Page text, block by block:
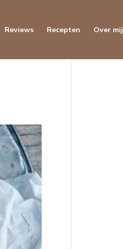
Reviews Recepten Over mij